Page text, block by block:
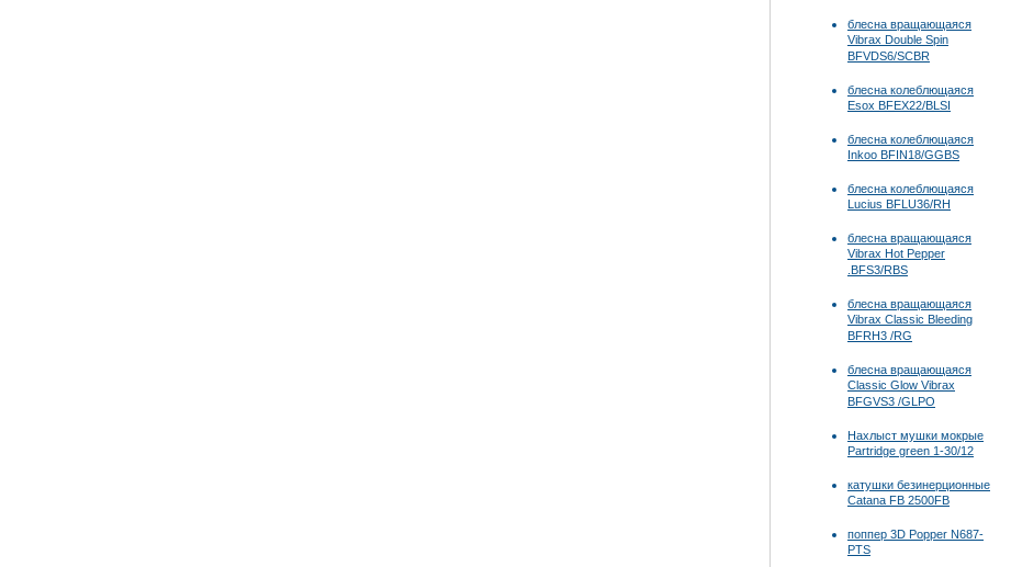
блесна вращающаяся
Vibrax Double Spin
BFVDS6/SCBR
блесна колеблющаяся
Esox BFEX22/BLSI
блесна колеблющаяся
Inkoo BFIN18/GGBS
блесна колеблющаяся
Lucius BFLU36/RH
блесна вращающаяся
Vibrax Hot Pepper
.BFS3/RBS
блесна вращающаяся
Vibrax Classic Bleeding
BFRH3 /RG
блесна вращающаяся
Classic Glow Vibrax
BFGVS3 /GLPO
Нахлыст мушки мокрые
Partridge green 1-30/12
катушки безинерционные
Catana FB 2500FB
поппер 3D Popper N687-
PTS